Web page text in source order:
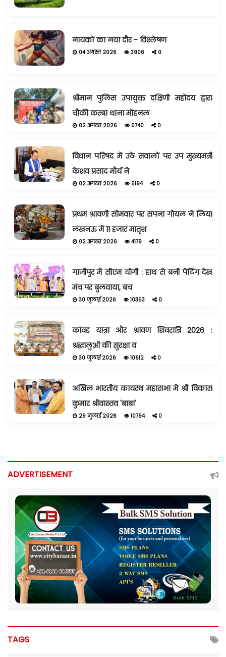
नायकों का नया दौर - विश्लेषण
04 अगस्त 2026 3906 0
श्रीमान पुलिस उपायुक्त दक्षिणी महोदय द्वारा
चौकी कस्बा थाना मोहनल
02 अगस्त 2026 5740 0
विधान परिषद में उठे सवालों पर उप मुख्यमंत्री
केशव प्रसाद मौर्य ने
02 अगस्त 2026 5194 0
प्रथम श्रावणी सोमवार पर सपना गोयल ने लिया
लखनऊ में 11 हजार मातृश
02 अगस्त 2026 4179 0
गाजीपुर में सीएम योगी : हाथ से बनी पेंटिंग देख
मंच पर बुलवाया, बच
30 जुलाई 2026 10353 0
कांवड़ यात्रा और श्रावण शिवरात्रि 2026 :
श्रद्धालुओं की सुरक्षा व
30 जुलाई 2026 10612 0
अखिल भारतीय कायस्थ महासभा में श्री विकास
कुमार श्रीवास्तव 'बाबा'
29 जुलाई 2026 10794 0
ADVERTISEMENT
TAGS